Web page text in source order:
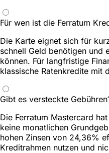
Für wen ist die Ferratum
Die Karte eignet sich für
schnell Geld benötigen und
können. Für langfristige
klassische Ratenkredite mit
Gibt es versteckte
Die Ferratum Mastercard hat
keine monatlichen
hohen Zinsen von 24,36%
Kreditrahmen nutzen und